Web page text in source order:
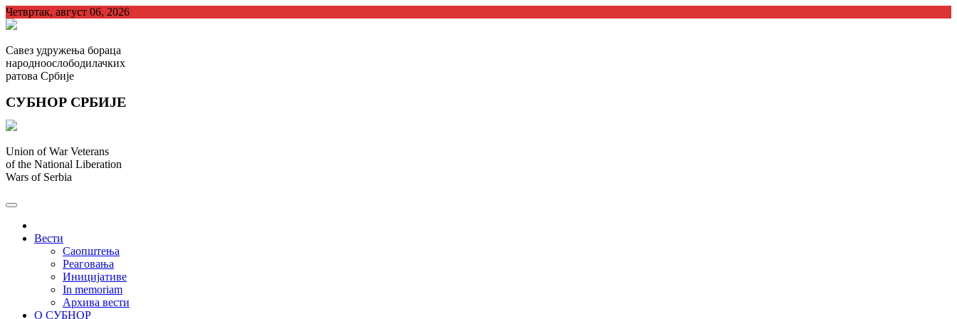
Skip
to
Четвртак, август 06, 2026
Савез удружења бораца
народноослободилачких
ратова Србије
СУБНОР СРБИЈЕ
Union of War Veterans
of the National Liberation
Wars of Serbia
Вести
Саопштења
Реаговања
Иницијативе
In memoriam
Архива вести
О СУБНОР